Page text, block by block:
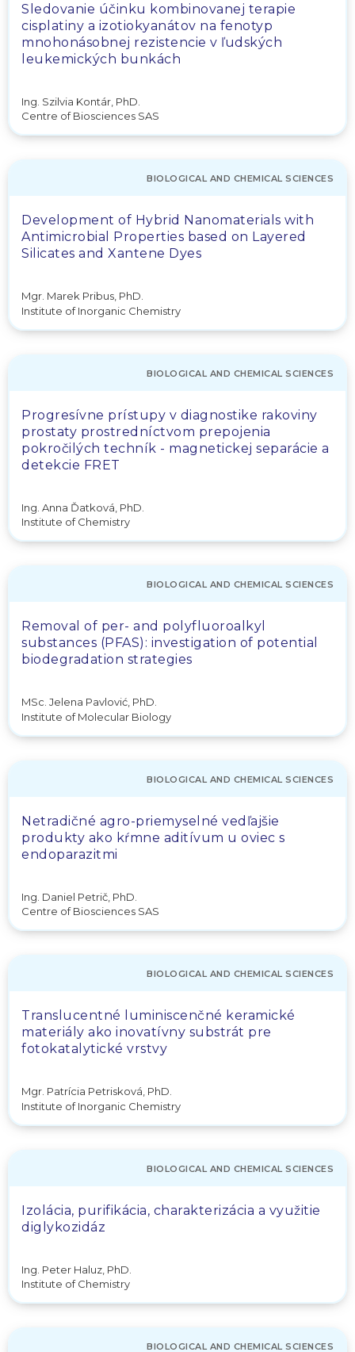
Sledovanie účinku kombinovanej terapie
cisplatiny a izotiokyanátov na fenotyp
mnohonásobnej rezistencie v ľudských
leukemických bunkách
Ing. Szilvia Kontár, PhD.
Centre of Biosciences SAS
BIOLOGICAL AND CHEMICAL SCIENCES
Development of Hybrid Nanomaterials with
Antimicrobial Properties based on Layered
Silicates and Xantene Dyes
Mgr. Marek Pribus, PhD.
Institute of Inorganic Chemistry
BIOLOGICAL AND CHEMICAL SCIENCES
Progresívne prístupy v diagnostike rakoviny
prostaty prostredníctvom prepojenia
pokročilých techník - magnetickej separácie a
detekcie FRET
Ing. Anna Ďatková, PhD.
Institute of Chemistry
BIOLOGICAL AND CHEMICAL SCIENCES
Removal of per- and polyfluoroalkyl
substances (PFAS): investigation of potential
biodegradation strategies
MSc. Jelena Pavlović, PhD.
Institute of Molecular Biology
BIOLOGICAL AND CHEMICAL SCIENCES
Netradičné agro-priemyselné vedľajšie
produkty ako kŕmne aditívum u oviec s
endoparazitmi
Ing. Daniel Petrič, PhD.
Centre of Biosciences SAS
BIOLOGICAL AND CHEMICAL SCIENCES
Translucentné luminiscenčné keramické
materiály ako inovatívny substrát pre
fotokatalytické vrstvy
Mgr. Patrícia Petrisková, PhD.
Institute of Inorganic Chemistry
BIOLOGICAL AND CHEMICAL SCIENCES
Izolácia, purifikácia, charakterizácia a využitie
diglykozidáz
Ing. Peter Haluz, PhD.
Institute of Chemistry
BIOLOGICAL AND CHEMICAL SCIENCES